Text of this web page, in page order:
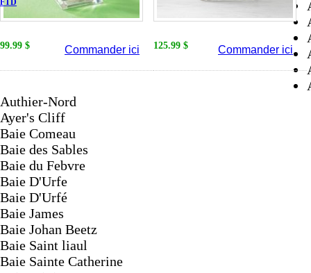
FTD
99.99 $ Commander ici 125.99 $ Commander ici
Authier-Nord
Ayer's Cliff
Baie Comeau
Baie des Sables
Baie du Febvre
Baie D'Urfe
Baie D'Urfé
Baie James
Baie Johan Beetz
Baie Saint liaul
Baie Sainte Catherine